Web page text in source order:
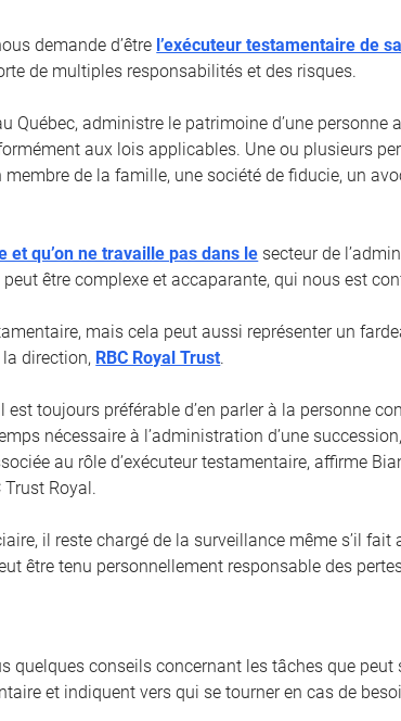
demande d’être l’exécuteur testamentaire de
de multiples responsabilités et des risques.
Québec, administre le patrimoine d’une personne
aux lois applicables. Une ou plusieurs
de la famille, une société de fiducie, un
et qu’on ne travaille pas dans le secteur de
être complexe et accaparante, qui nous est
mais cela peut aussi représenter un
la direction, RBC Royal Trust.
toujours préférable d’en parler à la personne
nécessaire à l’administration d’une
au rôle d’exécuteur testamentaire, affirme
Royal.
il reste chargé de la surveillance même s’il
être tenu personnellement responsable des
quelques conseils concernant les tâches que peut
et indiquent vers qui se tourner en cas de